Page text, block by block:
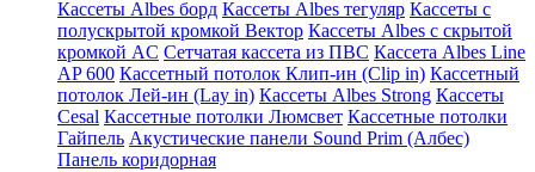
Кассеты Albes борд Кассеты Albes тегуляр Кассеты с
полускрытой кромкой Вектор Кассеты Albes с скрытой
кромкой AC Сетчатая кассета из ПВС Кассета Albes Line
AP 600 Кассетный потолок Клип-ин (Clip in) Кассетный
потолок Лей-ин (Lay in) Кассеты Albes Strong Кассеты
Cesal Кассетные потолки Люмсвет Кассетные потолки
Гайпель Акустические панели Sound Prim (Албес)
Панель коридорная